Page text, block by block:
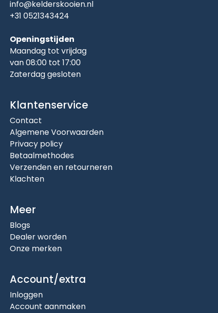
info@kelderskooien.nl
+31 0521343424
Openingstijden
Maandag tot vrijdag
van 08:00 tot 17:00
Zaterdag gesloten
Klantenservice
Contact
Algemene Voorwaarden
Privacy policy
Betaalmethodes
Verzenden en retourneren
Klachten
Meer
Blogs
Dealer worden
Onze merken
Account/extra
Inloggen
Account aanmaken